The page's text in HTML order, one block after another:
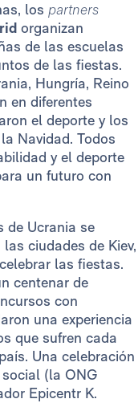
los partners
organizan
de las escuelas
de las fiestas.
Hungría, Reino
en diferentes
el deporte y los
Navidad. Todos
y el deporte
un futuro con
de Ucrania se
ciudades de Kiev,
las fiestas.
centenar de
con
una experiencia
que sufren cada
Una celebración
social (la ONG
Epicentr K.